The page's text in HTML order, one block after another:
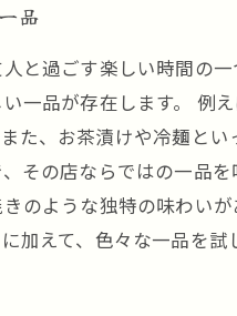
品
と過ごす楽しい時間の
一品が存在します。 例
た、お茶漬けや冷麺と
その店ならではの一品
のような独特の味わい
加えて、色々な一品を